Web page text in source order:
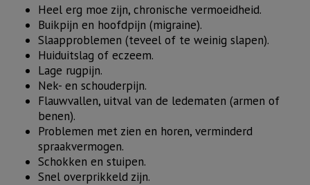
Heel erg moe zijn, chronische vermoeidheid.
Buikpijn en hoofdpijn (migraine).
Slaapproblemen (teveel of te weinig slapen).
Huiduitslag of eczeem.
Lage rugpijn.
Nek- en schouderpijn.
Flauwvallen, uitval van de ledematen (armen of
benen).
Problemen met zien en horen, verminderd
spraakvermogen.
Schokken en stuipen.
Snel overprikkeld zijn.